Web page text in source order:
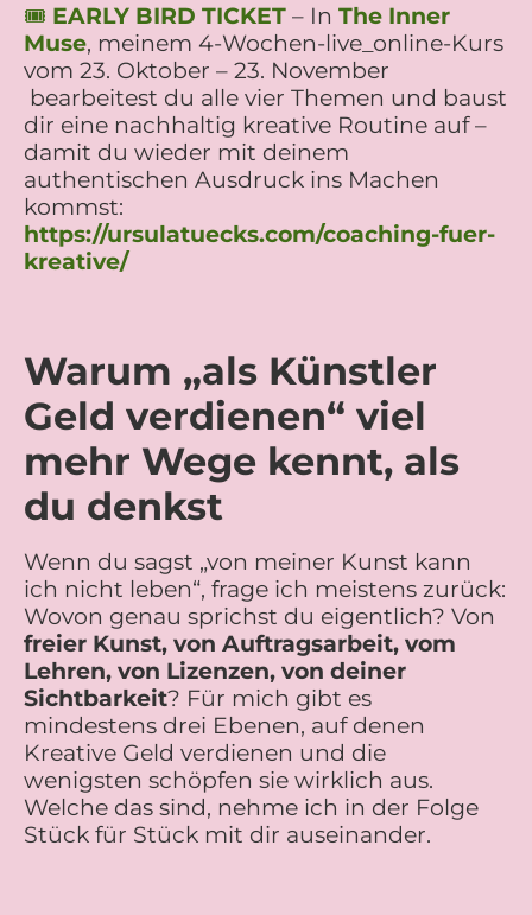
🎟️ EARLY BIRD TICKET – In The Inner
Muse, meinem 4-Wochen-live_online-Kurs
vom 23. Oktober – 23. November
bearbeitest du alle vier Themen und baust
dir eine nachhaltig kreative Routine auf –
damit du wieder mit deinem
authentischen Ausdruck ins Machen
kommst:
https://ursulatuecks.com/coaching-fuer-
kreative/
Warum „als Künstler
Geld verdienen“ viel
mehr Wege kennt, als
du denkst
Wenn du sagst „von meiner Kunst kann
ich nicht leben“, frage ich meistens zurück:
Wovon genau sprichst du eigentlich? Von
freier Kunst, von Auftragsarbeit, vom
Lehren, von Lizenzen, von deiner
Sichtbarkeit? Für mich gibt es
mindestens drei Ebenen, auf denen
Kreative Geld verdienen und die
wenigsten schöpfen sie wirklich aus.
Welche das sind, nehme ich in der Folge
Stück für Stück mit dir auseinander.